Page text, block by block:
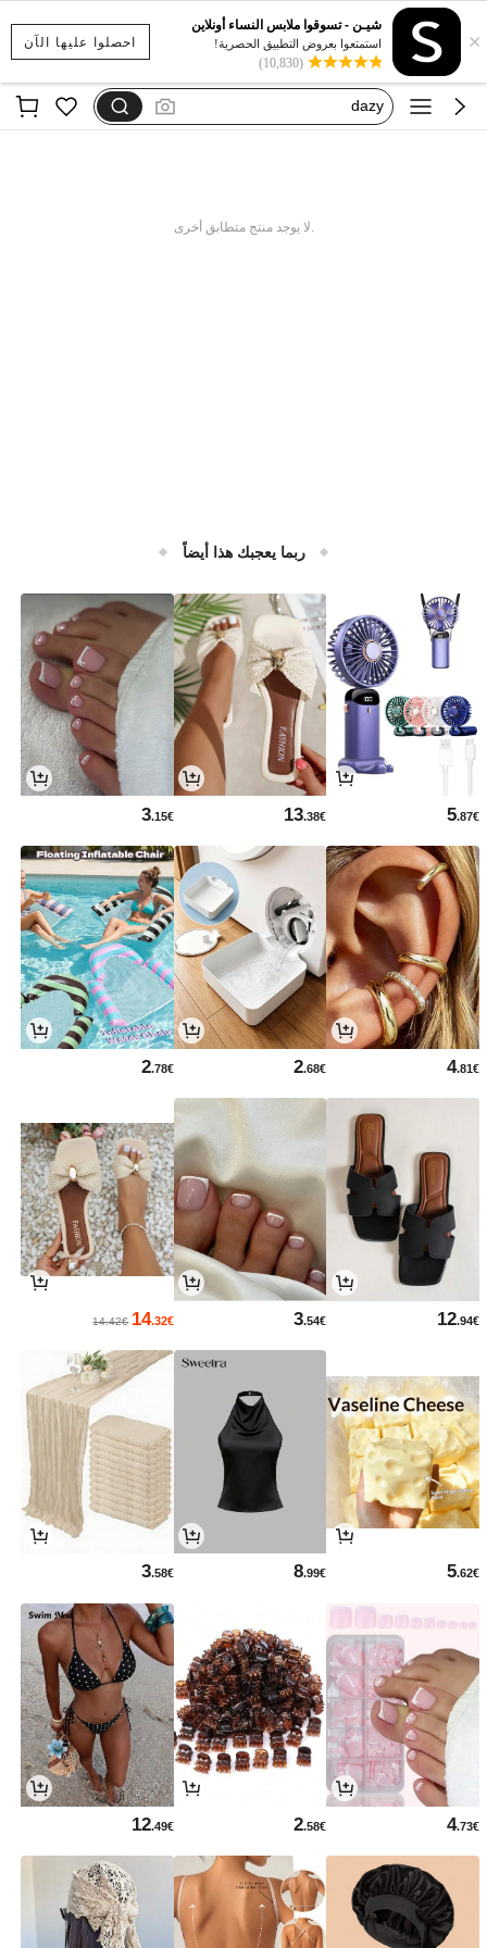
احصلوا عليها الآن ×
شيـن - تسوقوا ملابس النساء أونلاين
استمتعوا بعروض التطبيق الحصرية!
(10,830)
motf
فستان يخفي الكرش
dazy
.لا يوجد منتج متطابق أخرى
ربما يعجبك هذا أيضاً
5.87€
13.38€
3.15€
4.81€
2.68€
2.78€
12.94€
3.54€
14.32€
14.42€
5.62€
8.99€
3.58€
4.73€
2.58€
12.49€